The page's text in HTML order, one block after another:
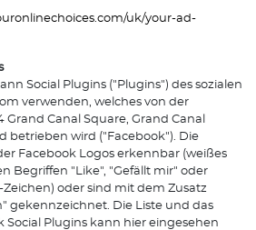
uk/your-ad-
Social Plugins ("Plugins") des sozialen
verwenden, welches von der
Grand Canal Square, Grand Canal
betrieben wird ("Facebook"). Die
Facebook Logos erkennbar (weißes
Begriffen "Like", "Gefällt mir" oder
oder sind mit dem Zusatz
gekennzeichnet. Die Liste und das
Social Plugins kann hier eingesehen